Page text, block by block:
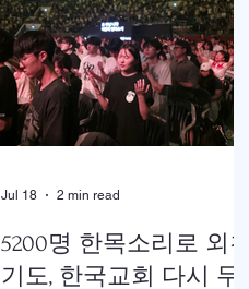
년 교사로 헌신했던 권은주를 기억
하고 있는 일부교인들과 연세대학
동문, 그리고 이화 동문 다수가 참여
한 가운데 이병도 목사가 추모예배
를 인도했다. 찬송 606장, 반주강혜
진 집사, 기도 장혜경 장로, 성경봉
동교회/ 이화동기), / 주미야 권사(신
남옥 이화동기/경희대명예교수 / "저
장미꽃위에 이슬 "등 추모순서
5200명 한목소리로 외친
기도, 한국교회 다시 무
Jul 18 2 min read